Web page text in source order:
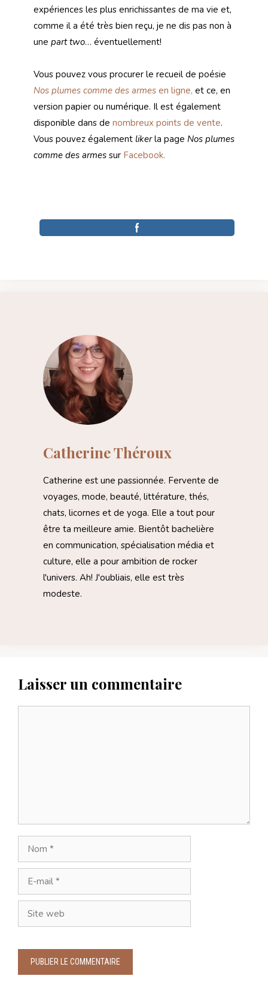
expériences les plus enrichissantes de ma vie et,
comme il a été très bien reçu, je ne dis pas non à
une part two… éventuellement!
Vous pouvez vous procurer le recueil de poésie
Nos plumes comme des armes en ligne, et ce, en
version papier ou numérique. Il est également
disponible dans de nombreux points de vente.
Vous pouvez également likerla page Nos plumes
comme des armes sur Facebook.
Catherine Théroux
Catherine est une passionnée. Fervente de
voyages, mode, beauté, littérature, thés,
chats, licornes et de yoga. Elle a tout pour
être ta meilleure amie. Bientôt bachelière
en communication, spécialisation média et
culture, elle a pour ambition de rocker
l'univers. Ah! J'oubliais, elle est très
modeste.
Laisser un commentaire
Nom
mail
Site
web